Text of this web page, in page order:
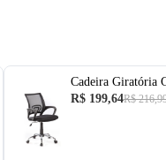
Cadeira Giratória
R$ 199,64R$